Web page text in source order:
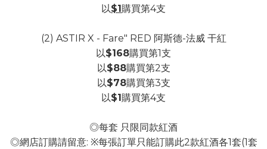
以$1購買第4支
(2) ASTIR X - Fare" RED 阿斯德-法威 干紅
以$168購買第1支
以$88購買第2支
以$78購買第3支
以$1購買第4支
◎每套 只限同款紅酒
◎網店訂購請留意: ※每張訂單只能訂購此2款紅酒各1套(1套